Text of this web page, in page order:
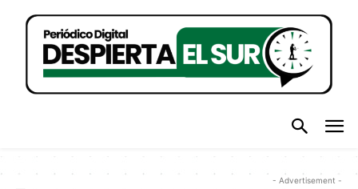
- Advertisement -